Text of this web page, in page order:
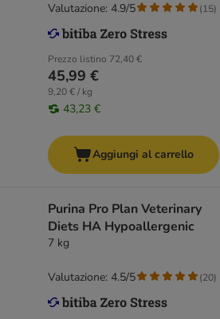
Prezzo listino 72,40 €
45,99 €
9,20 € / kg
43,23 €
Valutazione: 4.9/5 (15)
Aggiungi al carrello
Purina Pro Plan Veterinary
Diets HA Hypoallergenic
7 kg
Valutazione: 4.5/5 (20)